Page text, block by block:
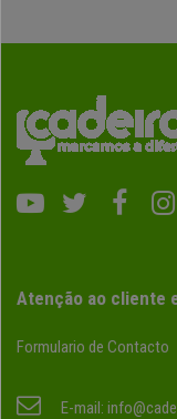
Atenção ao cliente
Formulario de Contacto
E-mail: